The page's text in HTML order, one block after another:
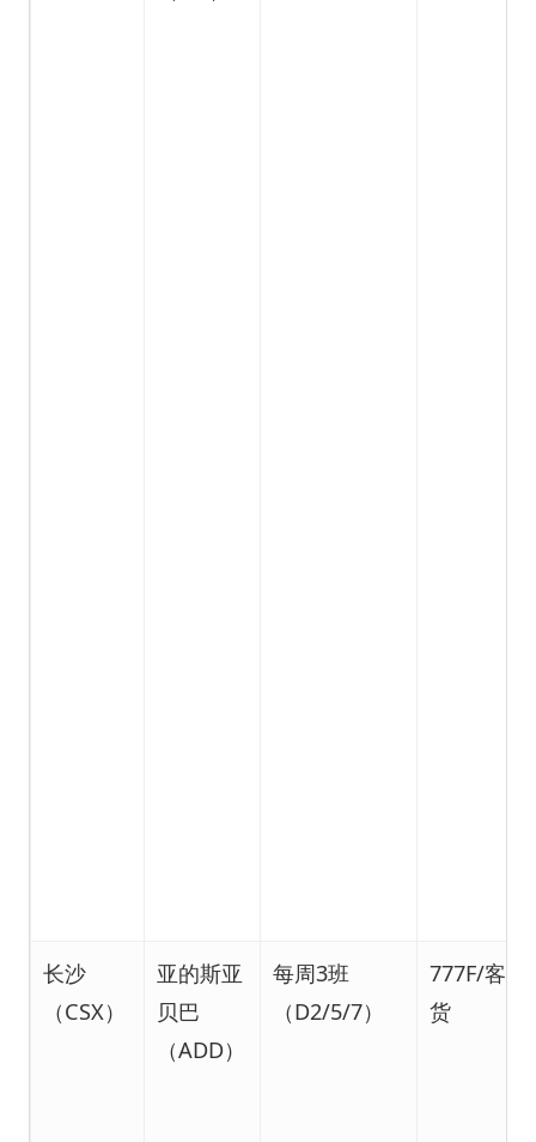
长沙
（CSX）
亚的斯亚
贝巴
（ADD）
每周3班
（D2/5/7）
777F/客改
货